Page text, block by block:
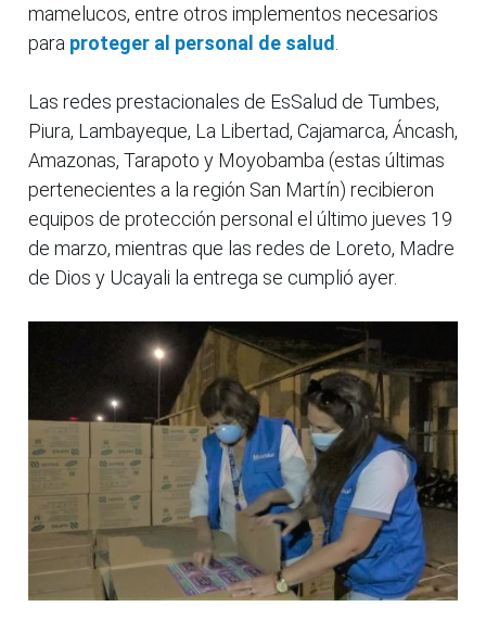
mamelucos, entre otros implementos necesarios
para proteger al personal de salud
Las redes prestacionales de EsSalud de Tumbes,
Piura, Lambayeque, La Libertad, Cajamarca, Áncash,
Amazonas, Tarapoto y Moyobamba (estas últimas
pertenecientes a la región San Martín) recibieron
equipos de protección personal el último jueves 19
de marzo, mientras que las redes de Loreto, Madre
de Dios y Ucayali la entrega se cumplió ayer.